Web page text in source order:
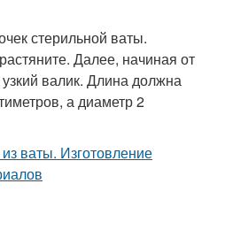
стерильной ваты.
Далее, начиная от
валик. Длина должна
а диаметр 2